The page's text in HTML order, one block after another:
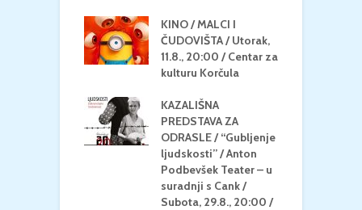
KINO / MALCI I
ČUDOVIŠTA / Utorak,
11.8., 20:00 / Centar za
kulturu Korčula
KAZALIŠNA
PREDSTAVA ZA
ODRASLE / “Gubljenje
ljudskosti” / Anton
Podbevšek Teater – u
suradnji s Cank /
Subota, 29.8., 20:00 /